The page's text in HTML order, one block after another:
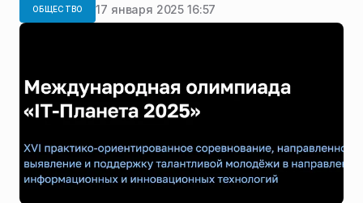
ОБЩЕСТВО 17 января 2025 16:57